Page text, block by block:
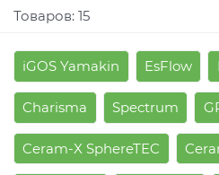
Товаров: 15
iGOS Yamakin EsFlow
Charisma Spectrum
Ceram-X SphereTEC